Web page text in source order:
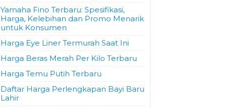
Yamaha Fino Terbaru: Spesifikasi,
Harga, Kelebihan dan Promo Menarik
untuk Konsumen
Harga Eye Liner Termurah Saat Ini
Harga Beras Merah Per Kilo Terbaru
Harga Temu Putih Terbaru
Daftar Harga Perlengkapan Bayi Baru
Lahir